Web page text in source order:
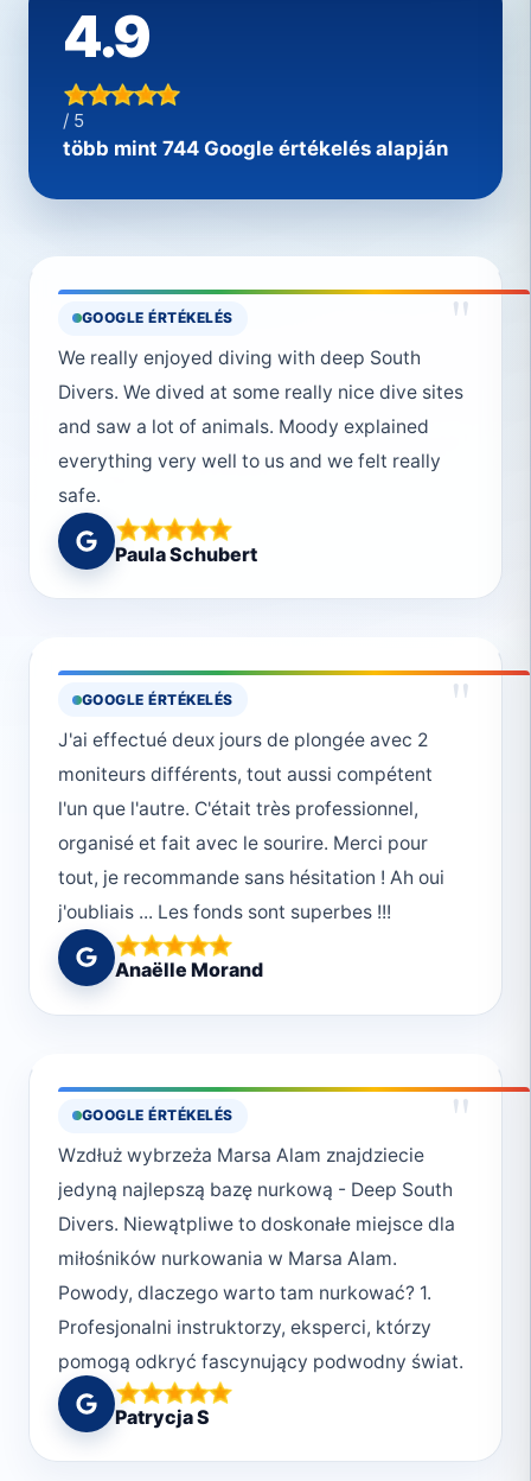
4.9
/ 5
több mint 744 Google értékelés alapján
GOOGLE ÉRTÉKELÉS "
We really enjoyed diving with deep South
Divers. We dived at some really nice dive sites
and saw a lot of animals. Moody explained
everything very well to us and we felt really
safe.
Paula Schubert
GOOGLE ÉRTÉKELÉS "
J'ai effectué deux jours de plongée avec 2
moniteurs différents, tout aussi compétent
l'un que l'autre. C'était très professionnel,
organisé et fait avec le sourire. Merci pour
tout, je recommande sans hésitation ! Ah oui
j'oubliais ... Les fonds sont superbes !!!
Anaëlle Morand
GOOGLE ÉRTÉKELÉS "
Wzdłuż wybrzeża Marsa Alam znajdziecie
jedyną najlepszą bazę nurkową - Deep South
Divers. Niewątpliwe to doskonałe miejsce dla
miłośników nurkowania w Marsa Alam.
Powody, dlaczego warto tam nurkować? 1.
Profesjonalni instruktorzy, eksperci, którzy
pomogą odkryć fascynujący podwodny świat.
2. Bezpieczeństwo., czyli poczucie komfortu
pod wodą. 3. Przyjazna, rodzinna atmosfera.
Ludzie w Deep South Divers są serdeczni i
Patrycja S